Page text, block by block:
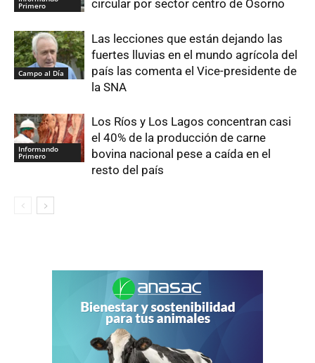
Primero
circular por sector centro de Osorno
Campo al Día
Las lecciones que están dejando las
fuertes lluvias en el mundo agrícola del
país las comenta el Vice-presidente de
la SNA
Informando
Primero
Los Ríos y Los Lagos concentran casi
el 40% de la producción de carne
bovina nacional pese a caída en el
resto del país